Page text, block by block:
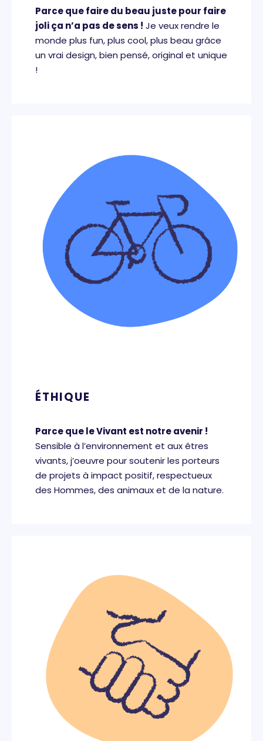
Parce que faire du beau juste pour faire
joli ça n’a pas de sens ! Je veux rendre le
monde plus fun, plus cool, plus beau grâce
un vrai design, bien pensé, original et unique
!
ÉTHIQUE
Parce que le Vivant est notre avenir !
Sensible à l’environnement et aux êtres
vivants, j’oeuvre pour soutenir les porteurs
de projets à impact positif, respectueux
des Hommes, des animaux et de la nature.